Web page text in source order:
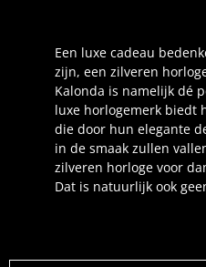
Een luxe cadeau
zijn, een zilveren
Kalonda is namelijk dé
luxe horlogemerk biedt
die door hun elegante
in de smaak zullen
zilveren horloge voor
Dat is natuurlijk ook